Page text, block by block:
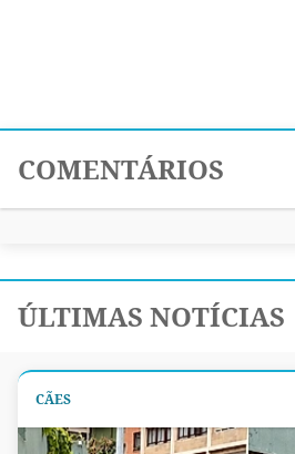
COMENTÁRIOS
ÚLTIMAS NOTÍCIAS
CÃES